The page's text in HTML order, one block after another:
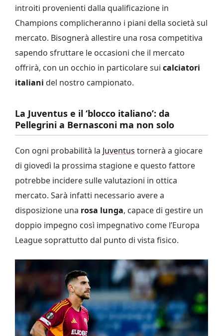
introiti provenienti dalla qualificazione in
Champions complicheranno i piani della società sul
mercato. Bisognerà allestire una rosa competitiva
sapendo sfruttare le occasioni che il mercato
offrirà, con un occhio in particolare sui calciatori
italiani del nostro campionato.
La Juventus e il ‘blocco italiano’: da
Pellegrini a Bernasconi ma non solo
Con ogni probabilità la Juventus tornerà a giocare
di giovedì la prossima stagione e questo fattore
potrebbe incidere sulle valutazioni in ottica
mercato. Sarà infatti necessario avere a
disposizione una rosa lunga, capace di gestire un
doppio impegno così impegnativo come l’Europa
League soprattutto dal punto di vista fisico.